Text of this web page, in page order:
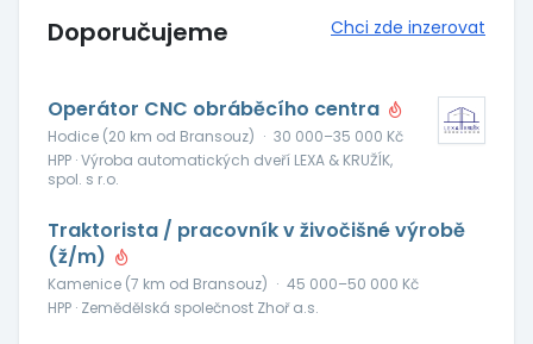
Doporučujeme Chci zde inzerovat
Operátor CNC obráběcího centra
Hodice (20 km od Bransouz) · 30 000–35 000 Kč
HPP · Výroba automatických dveří LEXA & KRUŽÍK,
spol. s r.o.
Traktorista / pracovník v živočišné výrobě
(ž/m)
Kamenice (7 km od Bransouz) · 45 000–50 000 Kč
HPP · Zemědělská společnost Zhoř a.s.